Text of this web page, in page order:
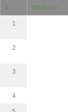
# Obdobie
1
2
3
4